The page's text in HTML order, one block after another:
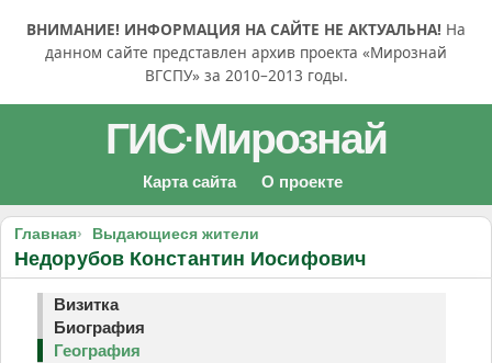
ВНИМАНИЕ! ИНФОРМАЦИЯ НА САЙТЕ НЕ АКТУАЛЬНА! На
данном сайте представлен архив проекта «Мирознай
ВГСПУ» за 2010–2013 годы.
ГИС·Мирознай
Карта сайта О проекте
Главная Выдающиеся жители
Недорубов Константин Иосифович
Визитка
Биография
География